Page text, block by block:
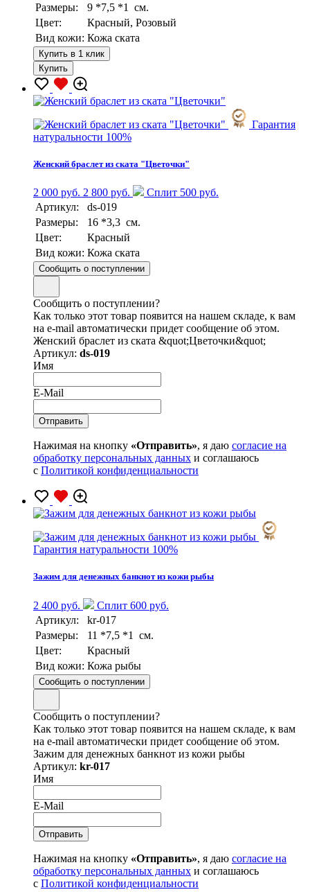
Размеры:
9 *7,5 *1 см.
Цвет:
Красный, Розовый
Вид кожи: Кожа ската
Купить в 1 клик
Купить
Гарантия
натуральности 100%
Женский браслет из ската "Цветочки"
2 000 руб. 2 800 руб.
Сплит 500 руб.
Артикул:
ds-019
Размеры:
16 *3,3 см.
Цвет:
Красный
Вид кожи: Кожа ската
Сообщить о поступлении
Сообщить о поступлении?
Как только этот товар появится на нашем складе, к вам
на e-mail автоматически придет сообщение об этом.
Женский браслет из ската &quot;Цветочки&quot;
Артикул: ds-019
Имя
E-Mail
Нажимая на кнопку «Отправить», я даю согласие на
обработку персональных данных и соглашаюсь
с Политикой конфиденциальности
Гарантия натуральности 100%
Зажим для денежных банкнот из кожи рыбы
2 400 руб.
Сплит 600 руб.
Артикул:
kr-017
Размеры:
11 *7,5 *1 см.
Цвет:
Красный
Вид кожи: Кожа рыбы
Сообщить о поступлении
Сообщить о поступлении?
Как только этот товар появится на нашем складе, к вам
на e-mail автоматически придет сообщение об этом.
Зажим для денежных банкнот из кожи рыбы
Артикул: kr-017
Имя
E-Mail
Нажимая на кнопку «Отправить», я даю согласие на
обработку персональных данных и соглашаюсь
с Политикой конфиденциальности